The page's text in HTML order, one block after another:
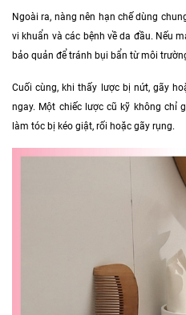
Ngoài ra, nàng nên hạn chế dùng
vi khuẩn và các bệnh về da đầu. Nếu
bảo quản để tránh bụi bẩn từ môi
Cuối cùng, khi thấy lược bị nứt, gãy
ngay. Một chiếc lược cũ kỹ không chỉ
làm tóc bị kéo giật, rối hoặc gãy rụng.